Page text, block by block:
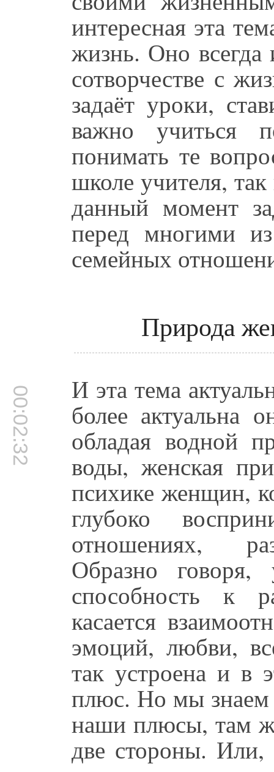
интересная эта
жизнь. Оно всегда
сотворчестве с
задаёт уроки,
важно учиться
понимать те
школе учителя,
данный момент
перед многими
семейных
Природа
00:02:32 И эта тема
более актуальна
обладая водной
воды, женская
психике женщин,
глубоко
отношениях,
Образно
способность к
касается
эмоций, любви,
так устроена и в
плюс. Но мы знаем
наши плюсы, там
две стороны.